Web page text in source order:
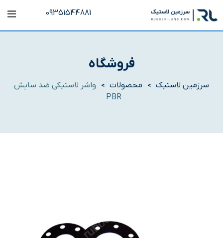
به
محتوا
09351544881
فروشگاه
سرزمین لاستیک > محصولات >
واشر لاستیکی ضد سایش
PBR